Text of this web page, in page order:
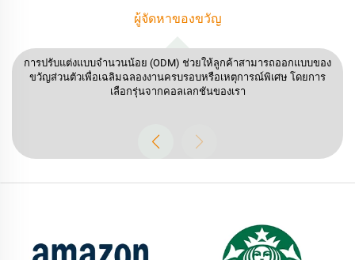
แบรนด์ DTC
ออกแบบขวดหยอดสูตรเฉพาะตัวและสร้างแบรนด์โดยใช้โซลูชัน OEM
จาก YEDI เพื่อเปลี่ยนแนวคิดของคุณให้กลายเป็นจริง